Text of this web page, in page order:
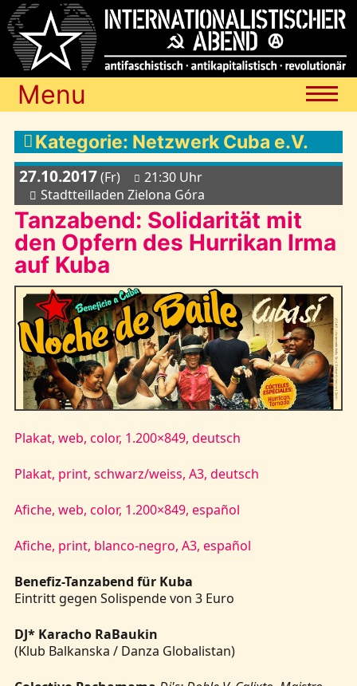
Menu
Termine
Blog
Media
Archiv
Links
Kontakt
Kategorie: Netzwerk Cuba e.V.
27.10.2017(Fr)
21:30 Uhr
Stadtteilladen Zielona Góra
Tanzabend: Solidarität mit
den Opfern des Hurrikan Irma
auf Kuba
Plakat, web, color, 1.200×849, deutsch
Plakat, print, schwarz/weiss, A3, deutsch
Afiche, web, color, 1.200×849, español
Afiche, print, blanco-negro, A3, español
Benefiz-Tanzabend für Kuba
Eintritt gegen Solispende von 3 Euro
DJ* Karacho RaBaukin
(Klub Balkanska / Danza Globalistan)